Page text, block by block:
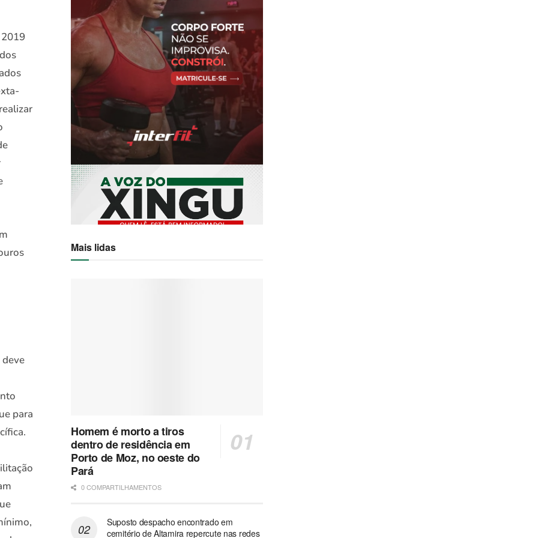
para
Mais lidas
Homem é morto a tiros
dentro de residência em
Porto de Moz, no oeste do
Pará
0 COMPARTILHAMENTOS
Suposto despacho encontrado em
cemitério de Altamira repercute nas redes